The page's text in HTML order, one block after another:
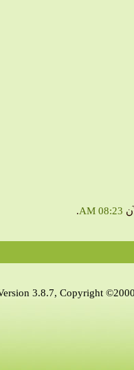
08:23 AM
.
3.8.7, Copyright